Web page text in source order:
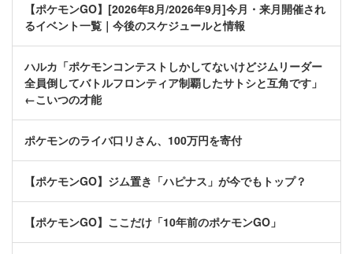
【ポケモンGO】[2026年8月/2026年9月]今月・来月開催され
るイベント一覧｜今後のスケジュールと情報
ハルカ「ポケモンコンテストしかしてないけどジムリーダー
全員倒してバトルフロンティア制覇したサトシと互角です」
←こいつの才能
ポケモンのライバ口リさん、100万円を寄付
【ポケモンGO】ジム置き「ハピナス」が今でもトップ？
【ポケモンGO】ここだけ「10年前のポケモンGO」